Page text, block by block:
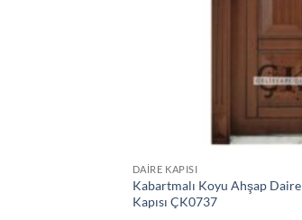
DAIRE KAPISI
Kabartmalı Koyu Ahşap Daire
Kapısı ÇK0737